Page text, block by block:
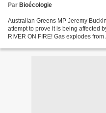
Par Bioécologie
Australian Greens MP Jeremy
attempt to prove it is being affected
RIVER ON FIRE! Gas explodes